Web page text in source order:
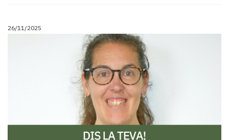
Pallars
26/11/2025